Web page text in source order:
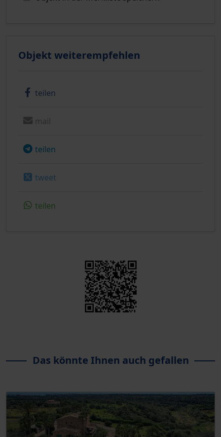
Objekt weiterempfehlen
teilen
mail
teilen
tweet
teilen
Das könnte Ihnen auch gefallen